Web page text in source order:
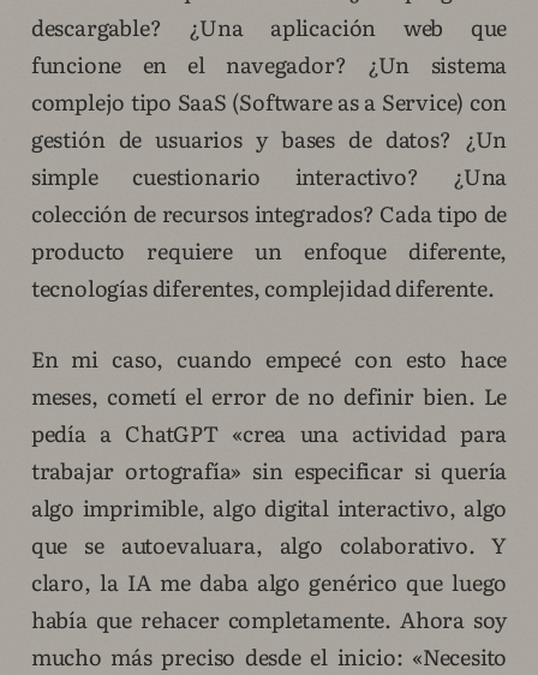
descargable? ¿Una aplicación web que
funcione en el navegador? ¿Un sistema
complejo tipo SaaS (Software as a Service) con
gestión de usuarios y bases de datos? ¿Un
simple cuestionario interactivo? ¿Una
colección de recursos integrados? Cada tipo de
producto requiere un enfoque diferente,
tecnologías diferentes, complejidad diferente.
En mi caso, cuando empecé con esto hace
meses, cometí el error de no definir bien. Le
pedía a ChatGPT «crea una actividad para
trabajar ortografía» sin especificar si quería
algo imprimible, algo digital interactivo, algo
que se autoevaluara, algo colaborativo. Y
claro, la IA me daba algo genérico que luego
había que rehacer completamente. Ahora soy
mucho más preciso desde el inicio: «Necesito